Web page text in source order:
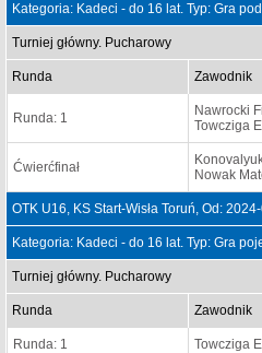
Kategoria: Kadeci - do 16 lat. Typ: Gra
Turniej główny. Pucharowy
Runda Zawodnik
Runda: 1
Nawrocki
Towcziga
Ćwierćfinał
Nowak
OTK U16, KS Start-Wisła Toruń, Od:
Kategoria: Kadeci - do 16 lat. Typ: Gra
Turniej główny. Pucharowy
Runda Zawodnik
Runda: 1 Towcziga